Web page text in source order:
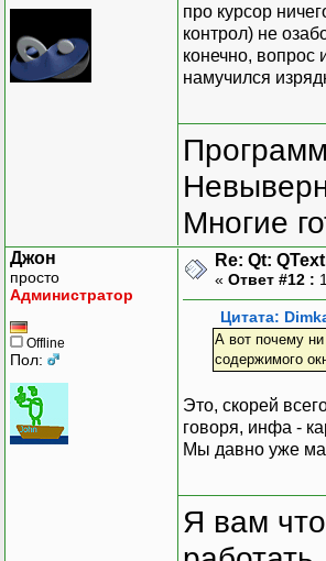
про курсор
контрол) не
конечно, вопрос
намучился
Многие
Джон
просто
Администратор
Offline
Пол:
Re: Qt:
« Ответ #12 :
Цитата:
А вот почему ни
содержимого
Это, скорей
говоря, инфа -
Мы давно уже
Я вам